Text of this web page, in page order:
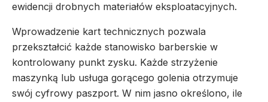
ewidencji drobnych materiałów eksploatacyjnych.
Wprowadzenie kart technicznych pozwala
przekształcić każde stanowisko barberskie w
kontrolowany punkt zysku. Każde strzyżenie
maszynką lub usługa gorącego golenia otrzymuje
swój cyfrowy paszport. W nim jasno określono, ile